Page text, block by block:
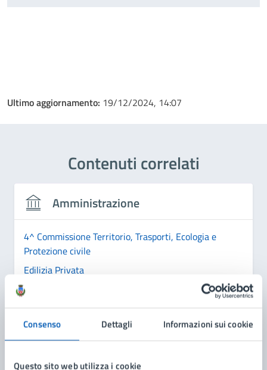
Consenso Dettagli Informazioni sui cookie
Questo sito web utilizza i cookie
Ultimo aggiornamento: 19/12/2024, 14:07
Contenuti correlati
Amministrazione
4^ Commissione Territorio, Trasporti, Ecologia e
Protezione civile
Edilizia Privata
Urbanistica